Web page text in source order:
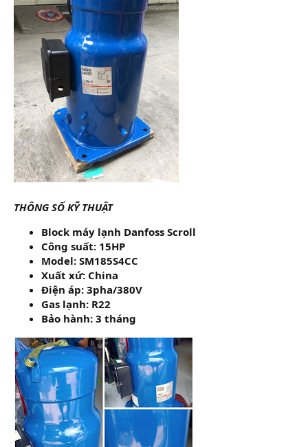
THÔNG SỐ KỸ THUẬT
Block máy lạnh Danfoss Scroll
Công suất: 15HP
Model: SM185S4CC
Xuất xứ: China
Điện áp: 3pha/380V
Gas lạnh: R22
Bảo hành: 3 tháng